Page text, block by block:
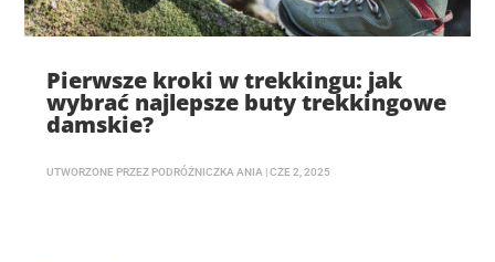
Pierwsze kroki w trekkingu: jak
wybrać najlepsze buty trekkingowe
damskie?
UTWORZONE PRZEZ PODRÓŻNICZKA ANIA |CZE 2, 2025